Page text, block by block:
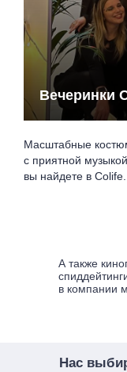
Вечеринки
Масштабные
с приятной
вы найдете в Colife.
А также
в компании
Нас